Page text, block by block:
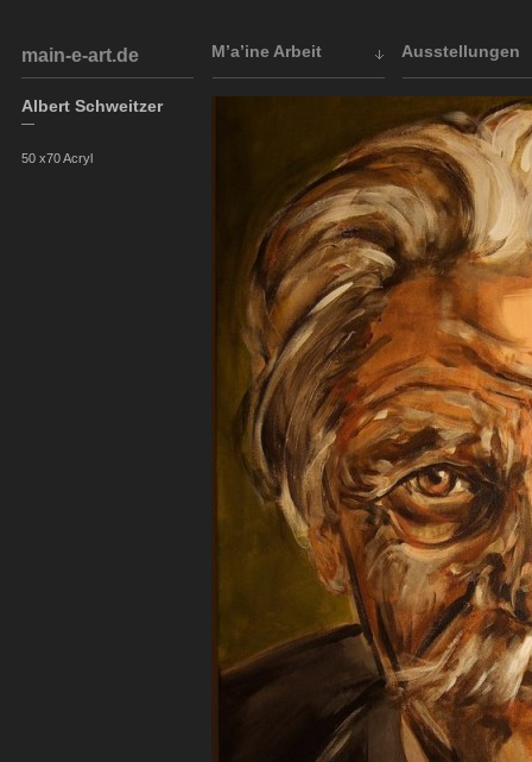
main-e-art.de M’a’ine Arbeit Ausstellungen
Albert Schweitzer
—
50 x70 Acryl